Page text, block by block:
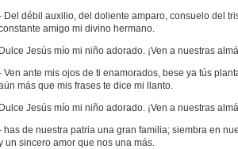
Del débil auxilio, del doliente amparo, consuelo del
amigo mi divino hermano.
Dulce Jesús mío mi niño adorado. ¡Ven a nuestras
Ven ante mis ojos de ti enamorados, bese ya tús
más que mis frases te dice mi llanto.
Dulce Jesús mío mi niño adorado. ¡Ven a nuestras
has de nuestra patria una gran familia; siembra en
un sincero amor que nos una más.